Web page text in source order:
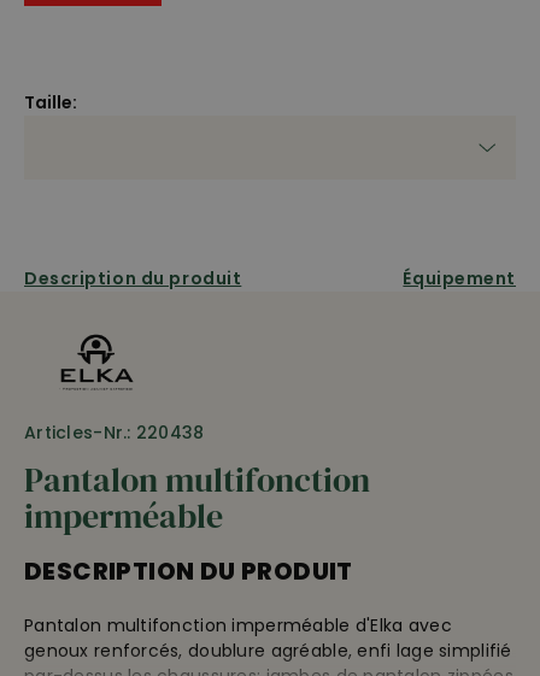
Taille:
Description du produit Équipement
Articles-Nr.: 220438
Pantalon multifonction
imperméable
DESCRIPTION DU PRODUIT
Pantalon multifonction imperméable d'Elka avec
genoux renforcés, doublure agréable, enfi lage simplifié